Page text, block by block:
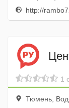
http://
1
Тюмень,